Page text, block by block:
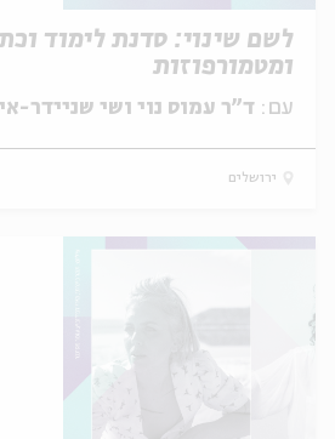
לשם שינוי: סדנת לימוד
ומטמורפוזות
עם: ד"ר עמוס נוי ושי שניידר-
ירושלים